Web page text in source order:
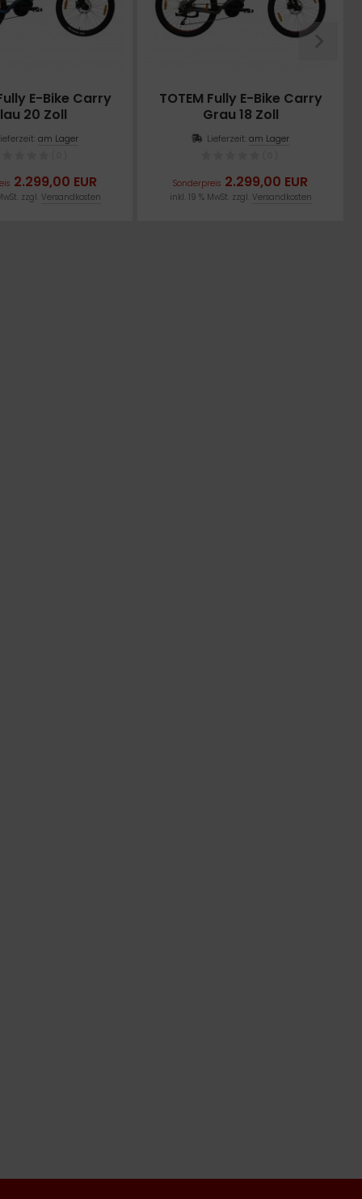
E-Bike Carry
20 Zoll
am Lager
2.299,00 EUR
zzgl. Versandkosten
TOTEM Fully E-Bike Carry
Grau 18 Zoll
Lieferzeit:am Lager
Sonderpreis 2.299,00 EUR
inkl. 19 % MwSt. zzgl. Versandkosten